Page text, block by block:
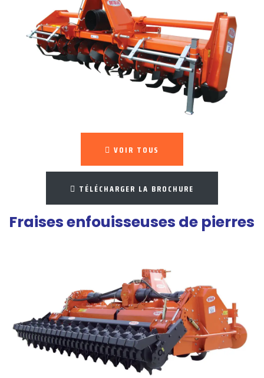
VOIR TOUS
TÉLÉCHARGER LA BROCHURE
Fraises enfouisseuses de pierres